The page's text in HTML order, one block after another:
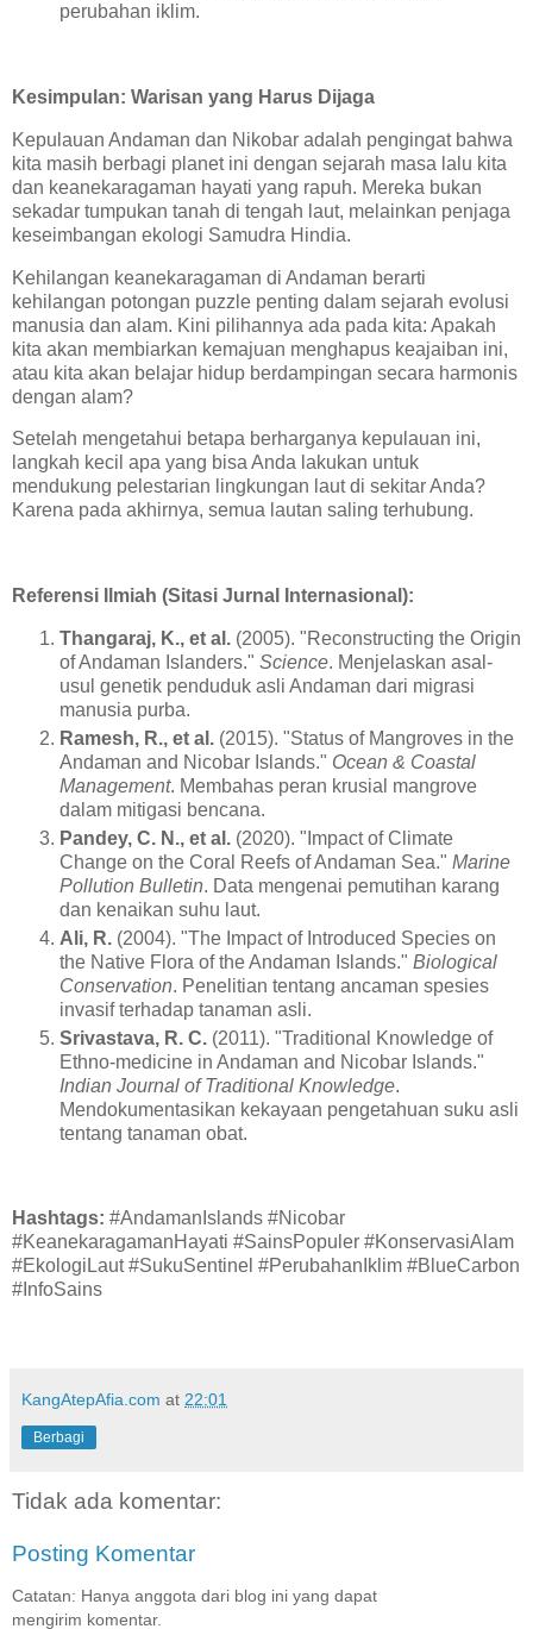
perubahan iklim.
Kesimpulan: Warisan yang Harus Dijaga
Kepulauan Andaman dan Nikobar adalah pengingat bahwa
kita masih berbagi planet ini dengan sejarah masa lalu kita
dan keanekaragaman hayati yang rapuh. Mereka bukan
sekadar tumpukan tanah di tengah laut, melainkan penjaga
keseimbangan ekologi Samudra Hindia.
Kehilangan keanekaragaman di Andaman berarti
kehilangan potongan puzzle penting dalam sejarah evolusi
manusia dan alam. Kini pilihannya ada pada kita: Apakah
kita akan membiarkan kemajuan menghapus keajaiban ini,
atau kita akan belajar hidup berdampingan secara harmonis
dengan alam?
Setelah mengetahui betapa berharganya kepulauan ini,
langkah kecil apa yang bisa Anda lakukan untuk
mendukung pelestarian lingkungan laut di sekitar Anda?
Karena pada akhirnya, semua lautan saling terhubung.
Referensi Ilmiah (Sitasi Jurnal Internasional):
Thangaraj, K., et al. (2005). "Reconstructing the Origin
of Andaman Islanders." Science. Menjelaskan asal-
usul genetik penduduk asli Andaman dari migrasi
manusia purba.
Ramesh, R., et al. (2015). "Status of Mangroves in the
Andaman and Nicobar Islands." Ocean & Coastal
Management. Membahas peran krusial mangrove
dalam mitigasi bencana.
Pandey, C. N., et al. (2020). "Impact of Climate
Change on the Coral Reefs of Andaman Sea." Marine
Pollution Bulletin. Data mengenai pemutihan karang
dan kenaikan suhu laut.
Ali, R. (2004). "The Impact of Introduced Species on
the Native Flora of the Andaman Islands." Biological
Conservation. Penelitian tentang ancaman spesies
invasif terhadap tanaman asli.
Srivastava, R. C. (2011). "Traditional Knowledge of
Ethno-medicine in Andaman and Nicobar Islands."
Indian Journal of Traditional Knowledge.
Mendokumentasikan kekayaan pengetahuan suku asli
tentang tanaman obat.
Hashtags: #AndamanIslands #Nicobar
#KeanekaragamanHayati #SainsPopuler #KonservasiAlam
#EkologiLaut #SukuSentinel #PerubahanIklim #BlueCarbon
#InfoSains
KangAtepAfia.com at 22:01
Berbagi
Tidak ada komentar:
Posting Komentar
Catatan: Hanya anggota dari blog ini yang dapat
mengirim komentar.